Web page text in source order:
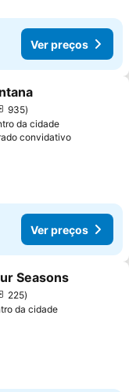
Ver preços
favoritos
935
da cidade
convidativo
Ver preços
favoritos
Seasons
225
da cidade